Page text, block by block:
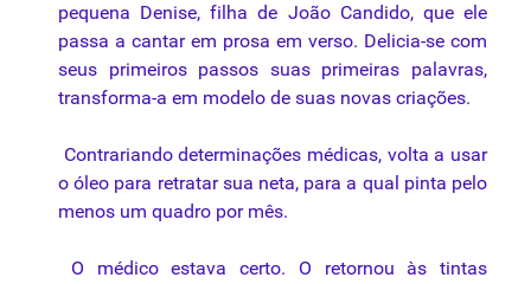
pequena Denise, filha de João Candido, que ele
passa a cantar em prosa em verso. Delicia-se com
seus primeiros passos suas primeiras palavras,
transforma-a em modelo de suas novas criações.
Contrariando determinações médicas, volta a usar
o óleo para retratar sua neta, para a qual pinta pelo
menos um quadro por mês.
O médico estava certo. O retornou às tintas